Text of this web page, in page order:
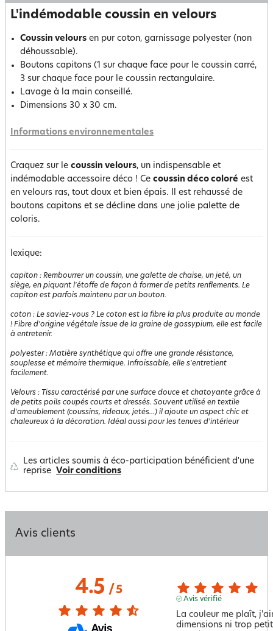
L'indémodable coussin en velours
Coussin velours en pur coton, garnissage polyester (non
déhoussable).
Boutons capitons (1 sur chaque face pour le coussin carré,
3 sur chaque face pour le coussin rectangulaire.
Lavage à la main conseillé.
Dimensions 30 x 30 cm.
Informations environnementales
Craquez sur le coussin velours, un indispensable et
indémodable accessoire déco ! Ce coussin déco coloré est
en velours ras, tout doux et bien épais. Il est rehaussé de
boutons capitons et se décline dans une jolie palette de
coloris.
lexique:
capiton : Rembourrer un coussin, une galette de chaise, un jeté, un
siège, en piquant l'étoffe de façon à former de petits renflements. Le
capiton est parfois maintenu par un bouton.
coton : Le saviez-vous ? Le coton est la fibre la plus produite au monde
! Fibre d'origine végétale issue de la graine de gossypium, elle est facile
à entretenir.
polyester: Matière synthétique qui offre une grande résistance,
souplesse et mémoire thermique. Infroissable, elle s'entretient
facilement.
Velours : Tissu caractérisé par une surface douce et chatoyante grâce à
de petits poils coupés courts et dressés. Souvent utilisé en textile
d'ameublement (coussins, rideaux, jetés...) il ajoute un aspect chic et
chaleureux à la décoration. Idéal aussi pour les tenues d'intérieur
Les articles soumis à éco-participation bénéficient d'une
reprise Voir conditions
Avis clients
4.5/ 5
Avis vérifié
La couleur me plaît,
dimensions ni trop